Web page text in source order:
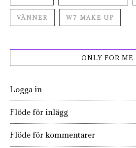
VÄNNER W7 MAKE UP
ONLY FOR ME…
Logga in
Flöde för inlägg
Flöde för kommentarer